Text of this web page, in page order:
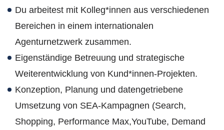
Du arbeitest mit Kolleg*innen aus verschiedenen
Bereichen in einem internationalen
Agenturnetzwerk zusammen.
Eigenständige Betreuung und strategische
Weiterentwicklung von Kund*innen-Projekten.
Konzeption, Planung und datengetriebene
Umsetzung von SEA-Kampagnen (Search,
Shopping, Performance Max,YouTube, Demand